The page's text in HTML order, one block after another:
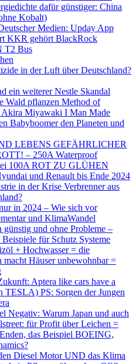
dafür günstiger: China
Kobalt)
Medien: Upday App
KKR gehört BlackRock
T2 Bus
in der Luft über Deutschland?
ein weiterer Nestle Skandal
Wald pflanzen Method of
Miyawaki I Man Made
Babyboomer den Planeten und
LEBENS GEFÄHRLICHER
– 250A Waterproof
100A ROT ZU GLÜHEN
und Renault bis Ende 2024
in der Krise Verbrenner aus
in 2024 – Wie sich vor
und KlimaWandel
und ohne Probleme –
für Schutz Systeme
+ Hochwasser = die
Häuser unbewohnbar =
Aptera like cars have a
TESLA) PS: Sorgen der Jungen
Negativ: Warum Japan und auch
für Profit über Leichen =
das Beispiel BOEING,
Diesel Motor UND das Klima